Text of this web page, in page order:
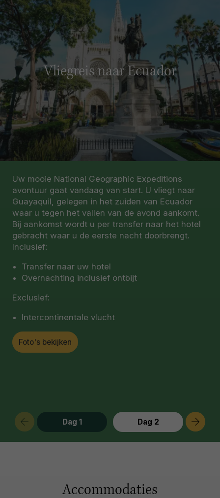
Dag 1 Dag 2
Vliegreis naar Ecuador
Uw mooie National Geographic Expeditions
avontuur gaat vandaag van start. U vliegt naar
Guayaquil, gelegen in het zuiden van Ecuador
waar u tegen het vallen van de avond aankomt.
Bij aankomst wordt u per transfer naar het hotel
gebracht waar u de eerste nacht doorbrengt.
Inclusief:
Transfer naar uw hotel
Overnachting inclusief ontbijt
Exclusief:
Intercontinentale vlucht
Foto's bekijken
Accommodaties